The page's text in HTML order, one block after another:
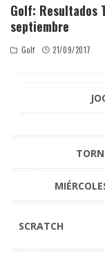
Golf: Resultados
septiembre
Golf 21/09/2017
JOCKEY
TORNEO
MIÉRCOLES
SCRATCH